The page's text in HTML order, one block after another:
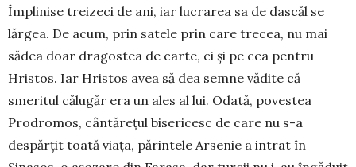
Împlinise treizeci de ani, iar lucrarea sa de dascăl se
lărgea. De acum, prin satele prin care trecea, nu mai
sădea doar dragostea de carte, ci și pe cea pentru
Hristos. Iar Hristos avea să dea sem­ne vădite că
smeritul călugăr era un ales al lui. Odată, povestea
Prodromos, cântărețul bisericesc de care nu s-a
despărțit toată viața, părintele Arsenie a intrat în